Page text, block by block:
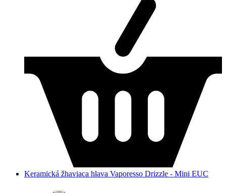
Keramická žhaviaca hlava Vaporesso Drizzle - Mini EUC